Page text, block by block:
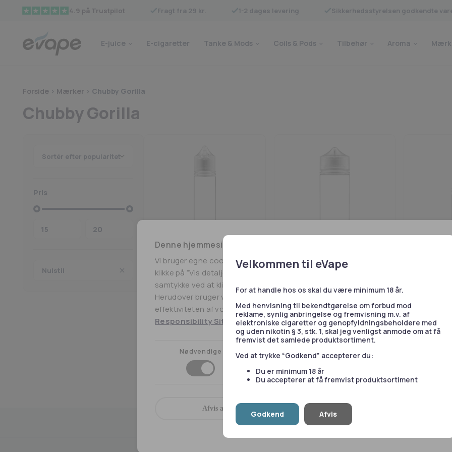
Velkommen til eVape
For at handle hos os skal du være minimum 18 år.
Med henvisning til bekendtgørelse om forbud mod
reklame, synlig anbringelse og fremvisning m.v. af
elektroniske cigaretter og genopfyldningsbeholdere med
og uden nikotin § 3, stk. 1, skal jeg venligst anmode om at få
fremvist det samlede produktsortiment.
Ved at trykke “Godkend” accepterer du:
Du er minimum 18 år
Du accepterer at få fremvist produktsortiment
Godkend Afvis
4.9 på Trustpilot Fragt fra 29 kr. 1-2 dages levering Sikkerhedsstyrelsen godkendte
E-juice E-cigaretter Tanke & Mods Coils & Pods Tilbehør Aroma
Forside > Mærker > Chubby Gorilla
Chubby Gorilla
Pris
Nulstil
Flasker, Tilbehør
Chubby Gorilla Flaske 60ML
20,00kr.
Flasker, Tilbehør
120ML
20,00kr.
Flasker,
Chubby
Fragt fra 29 kr. 1-2 dages levering
Denne hjemmeside bruger cookies
Vi bruger egne cookies samt cookies fra tredjepart. Du kan læse mere om
klikke på ”Vis detaljer” i dette banner. Du kan desuden til enhver tid ændre eller
samtykke ved at klikke på linket til vores cookiepolitik i bunden af siden.
Herudover bruger vi også cookies til at indsamle data med det formål at tilpasse
effektiviteten af vores annoncering. For mere information, besøgGoogle's
Responsibility Site
Nødvendige Statistik
Tillad valgte
Afvis alle